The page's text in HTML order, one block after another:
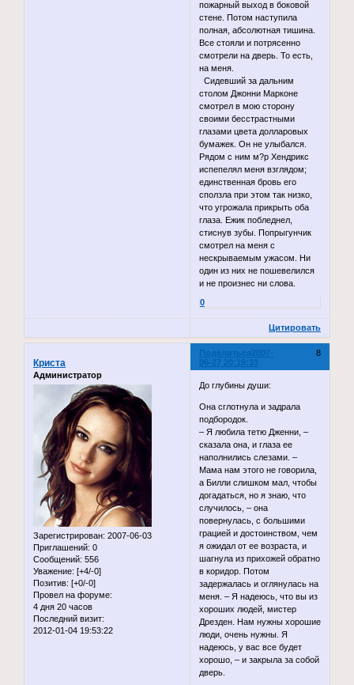
пожарный выход в боковой
стене. Потом наступила
полная, абсолютная тишина.
Все стояли и потрясенно
смотрели на дверь. То есть,
на меня.
Сидевший за дальним
столом Джонни Марконе
смотрел в мою сторону
своими бесстрастными
глазами цвета долларовых
бумажек. Он не улыбался.
Рядом с ним м?р Хендрикс
испепелял меня взглядом;
единственная бровь его
сползла при этом так низко,
что угрожала прикрыть оба
глаза. Ежик побледнел,
стиснув зубы. Попрыгунчик
смотрел на меня с
нескрываемым ужасом. Ни
один из них не пошевелился
и не произнес ни слова.
0
Цитировать
Поделиться 8
2007-
06-27 20:19:33
Криста
Администратор
Зарегистрирован: 2007-06-03
Приглашений: 0
Сообщений: 556
Уважение: [+4/-0]
Позитив: [+0/-0]
Провел на форуме:
4 дня 20 часов
Последний визит:
2012-01-04 19:53:22
До глубины души:
Она сглотнула и задрала
подбородок.
– Я любила тетю Дженни, –
сказала она, и глаза ее
наполнились слезами. –
Мама нам этого не говорила,
а Билли слишком мал, чтобы
догадаться, но я знаю, что
случилось, – она
повернулась, с большими
грацией и достоинством, чем
я ожидал от ее возраста, и
шагнула из прихожей обратно
в коридор. Потом
задержалась и оглянулась на
меня. – Я надеюсь, что вы из
хороших людей, мистер
Дрезден. Нам нужны хорошие
люди, очень нужны. Я
надеюсь, у вас все будет
хорошо, – и закрыла за собой
дверь.